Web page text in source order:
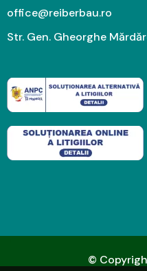
office@reiberbau.ro
Str. Gen. Gheorghe
©